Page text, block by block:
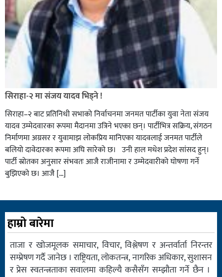
सिराहा-२ मा संजय यादव भिड्ने !
सिराहा–२ बाट प्रतिनिधी सभाको निर्वाचनमा जनमत पार्टीका युवा नेता संजय
यादव उम्मेदवारका रूपमा मैदानमा उत्रिने भएका छन्। पार्टीभित्र सक्रिय, संगठन
निर्माणमा अग्रसर र युवामाझ लोकप्रिय मानिएका यादवलाई जनमत पार्टीले
बलियो दावेदारका रूपमा अघि सारेको छ। उनी हाल मधेश प्रदेश सांसद हुन्।
पार्टी स्रोतका अनुसार संभवतः आजै राजीनामा र उम्मेदवारीको घोषणा गर्ने
बुझिएको छ। आजै […]
हाम्रो बारेमा
ताजा र खोजमूलक समाचार, विचार, विश्लेषण र अन्तर्वार्ता निरन्तर
सम्प्रेषण गर्दै जानेछ । राष्ट्रियता, लोकतन्त्र, नागरिक अधिकार, सुशासन
र प्रेस स्वतन्त्रताका सवालमा कहिल्यै कसैसँग सम्झौता गर्ने छैन ।